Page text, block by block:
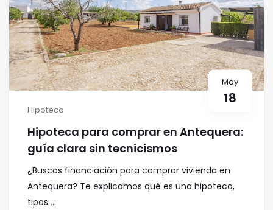
May
18
Hipoteca
Hipoteca para comprar en Antequera:
guía clara sin tecnicismos
¿Buscas financiación para comprar vivienda en
Antequera? Te explicamos qué es una hipoteca,
tipos ...